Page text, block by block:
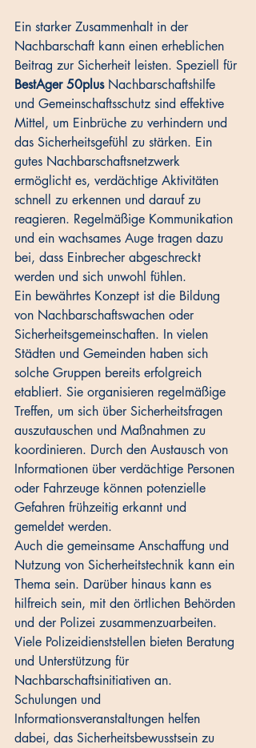
Ein starker Zusammenhalt in der
Nachbarschaft kann einen erheblichen
Beitrag zur Sicherheit leisten. Speziell für
BestAger 50plus Nachbarschaftshilfe
und Gemeinschaftsschutz sind effektive
Mittel, um Einbrüche zu verhindern und
das Sicherheitsgefühl zu stärken. Ein
gutes Nachbarschaftsnetzwerk
ermöglicht es, verdächtige Aktivitäten
schnell zu erkennen und darauf zu
reagieren. Regelmäßige Kommunikation
und ein wachsames Auge tragen dazu
bei, dass Einbrecher abgeschreckt
werden und sich unwohl fühlen.
Ein bewährtes Konzept ist die Bildung
von Nachbarschaftswachen oder
Sicherheitsgemeinschaften. In vielen
Städten und Gemeinden haben sich
solche Gruppen bereits erfolgreich
etabliert. Sie organisieren regelmäßige
Treffen, um sich über Sicherheitsfragen
auszutauschen und Maßnahmen zu
koordinieren. Durch den Austausch von
Informationen über verdächtige Personen
oder Fahrzeuge können potenzielle
Gefahren frühzeitig erkannt und
gemeldet werden.
Auch die gemeinsame Anschaffung und
Nutzung von Sicherheitstechnik kann ein
Thema sein. Darüber hinaus kann es
hilfreich sein, mit den örtlichen Behörden
und der Polizei zusammenzuarbeiten.
Viele Polizeidienststellen bieten Beratung
und Unterstützung für
Nachbarschaftsinitiativen an.
Schulungen und
Informationsveranstaltungen helfen
dabei, das Sicherheitsbewusstsein zu